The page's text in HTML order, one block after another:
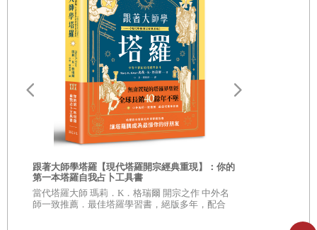
準備國考，只是騎車到學校附近買豆漿，就被一部逆向超速
闖紅燈的休旅車從側面撞擊，還拖行了十公尺。這一撞，骨
盆和小腸都被撞破裂，大腿也骨折了，給這位準醫師帶來無
盡的苦難。作為父母的，心都懸在孩子身上。郭太太租屋就
近照顧，郭醫師於每晚下班後就得趕飛機或搭火車北上陪伴
孩子，隔天一 早再趕搭飛機返回花蓮慈濟醫院上班；前後將
近一個月時間，那種惶惶然心不得安定的折磨，讓他一頭黑
髮都變灰白了。
家穎的病難並沒有結束，九年之後，又因吃了一顆芭樂，芭
樂籽卡住小腸，出現嚴重的腸阻塞。不僅要承受硬式鼻胃管
跟著大師學塔羅【現代塔羅開宗經典重現】：你的
第一本塔羅自我占卜工具書
當代塔羅大師 瑪莉．K．格瑞爾 開宗之作 中外名
師一致推薦．最佳塔羅學習書，絕版多年，配合